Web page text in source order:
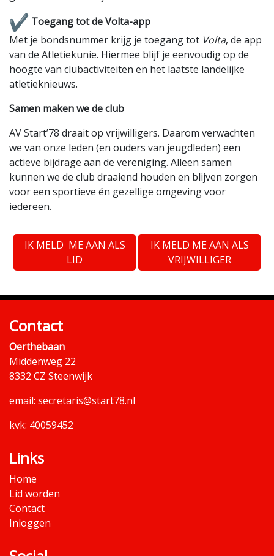
Toegang tot de Volta-app
Met je bondsnummer krijg je toegang tot Volta, de app
van de Atletiekunie. Hiermee blijf je eenvoudig op de
hoogte van clubactiviteiten en het laatste landelijke
atletieknieuws.
Samen maken we de club
AV Start’78 draait op vrijwilligers. Daarom verwachten
we van onze leden (en ouders van jeugdleden) een
actieve bijdrage aan de vereniging. Alleen samen
kunnen we de club draaiend houden en blijven zorgen
voor een sportieve én gezellige omgeving voor
iedereen.
IK MELD ME AAN ALS
LID
IK MELD ME AAN ALS
VRIJWILLIGER
Contact
Oerthebaan
Middenweg 22
8332 CZ Steenwijk
email: secretaris@start78.nl
kvk: 40059452
Links
Home
Lid worden
Contact
Inloggen